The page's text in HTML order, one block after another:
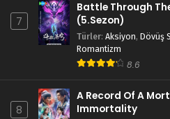
7
Battle Through
(5.Sezon)
Türler: Aksiyon, Dövüş
Romantizm
8.6
8
A Record Of A
Immortality